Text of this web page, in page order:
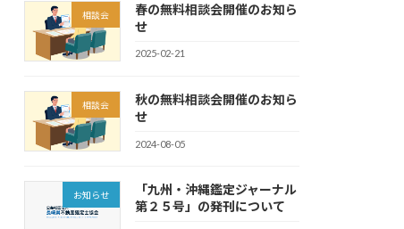
相談会
春の無料相談会開催のお知ら
せ
2025-02-21
相談会
秋の無料相談会開催のお知ら
せ
2024-08-05
お知らせ
「九州・沖縄鑑定ジャーナル
第２５号」の発刊について